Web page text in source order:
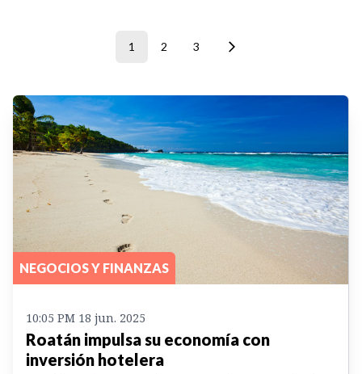
1 2 3
NEGOCIOS Y FINANZAS
10:05 PM 18 jun. 2025
Roatán impulsa su economía con
inversión hotelera